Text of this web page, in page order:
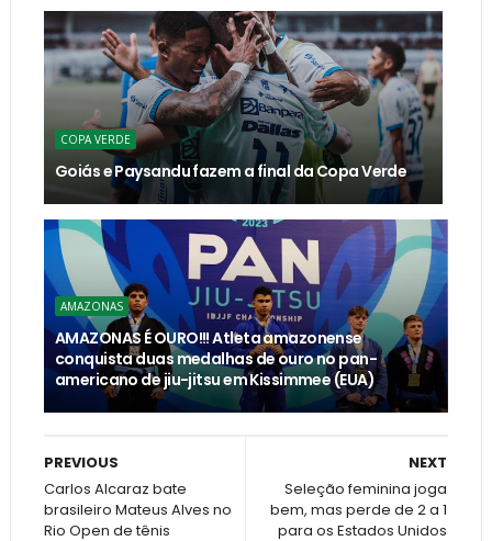
COPA VERDE
Goiás e Paysandu fazem a final da Copa Verde
AMAZONAS
AMAZONAS É OURO!!! Atleta amazonense
conquista duas medalhas de ouro no pan-
americano de jiu-jitsu em Kissimmee (EUA)
NEXT
Seleção feminina joga
bem, mas perde de 2 a 1
para os Estados Unidos
PREVIOUS
Carlos Alcaraz bate
brasileiro Mateus Alves no
Rio Open de tênis